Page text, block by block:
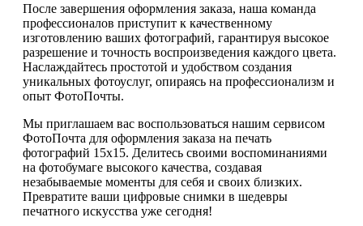
После завершения оформления заказа, наша команда
профессионалов приступит к качественному
изготовлению ваших фотографий, гарантируя высокое
разрешение и точность воспроизведения каждого цвета.
Наслаждайтесь простотой и удобством создания
уникальных фотоуслуг, опираясь на профессионализм и
опыт ФотоПочты.
Мы приглашаем вас воспользоваться нашим сервисом
ФотоПочта для оформления заказа на печать
фотографий 15х15. Делитесь своими воспоминаниями
на фотобумаге высокого качества, создавая
незабываемые моменты для себя и своих близких.
Превратите ваши цифровые снимки в шедевры
печатного искусства уже сегодня!